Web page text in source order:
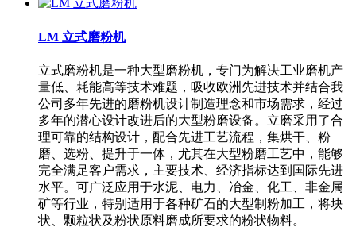
LM 立式磨粉机
立式磨粉机是一种大型磨粉机，专门为解决工业磨机产
量低、耗能高等技术难题，吸收欧洲先进技术并结合我
公司多年先进的磨粉机设计制造理念和市场需求，经过
多年的潜心设计改进后的大型粉磨设备。立磨采用了合
理可靠的结构设计，配合先进工艺流程，集烘干、粉
磨、选粉、提升于一体，尤其在大型粉磨工艺中，能够
完全满足客户需求，主要技术、经济指标达到国际先进
水平。可广泛应用于水泥、电力、冶金、化工、非金属
矿等行业，特别适用于各种矿石的大型制粉加工，将块
状、颗粒状及粉状原料磨成所要求的粉状物料。